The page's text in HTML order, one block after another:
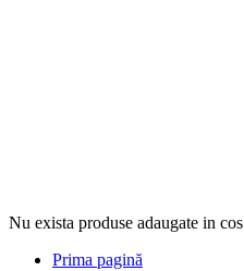
Nu exista produse adaugate in cos
Prima pagină